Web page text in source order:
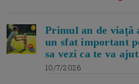
Primul an de viață
un sfat important
sa vezi ca te va
10/7/2026